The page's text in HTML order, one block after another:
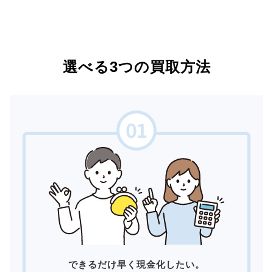
選べる3つの買取方法
できるだけ早く現金化したい。